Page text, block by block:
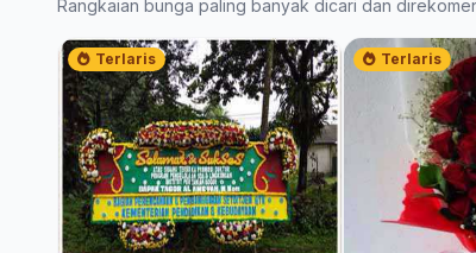
Rangkaian bunga paling banyak dicari dan
Terlaris Terlaris